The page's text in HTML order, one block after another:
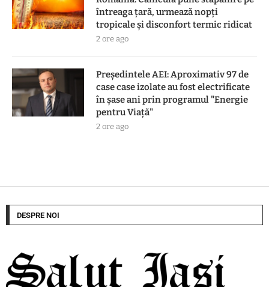
întreaga țară, urmează nopți
tropicale și disconfort termic ridicat
2 ore ago
Preşedintele AEI: Aproximativ 97 de
case case izolate au fost electrificate
în şase ani prin programul "Energie
pentru Viaţă"
2 ore ago
DESPRE NOI